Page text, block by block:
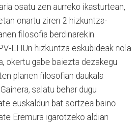
osatu zen aurreko ikasturtean,
onartu ziren 2 hizkuntza-
filosofia berdinarekin.
EHUn hizkuntza eskubideak nola
okertu gabe baiezta dezakegu
planen filosofian daukala
salatu behar dugu
euskaldun bat sortzea baino
Eremura igarotzeko aldian